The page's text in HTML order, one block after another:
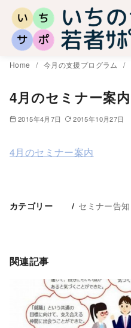
Home 今月の支援プログラム
4月のセミナー案内
2015年4月7日 2015年10月27日
4月のセミナー案内
カテゴリー セミナー告知
関連記事